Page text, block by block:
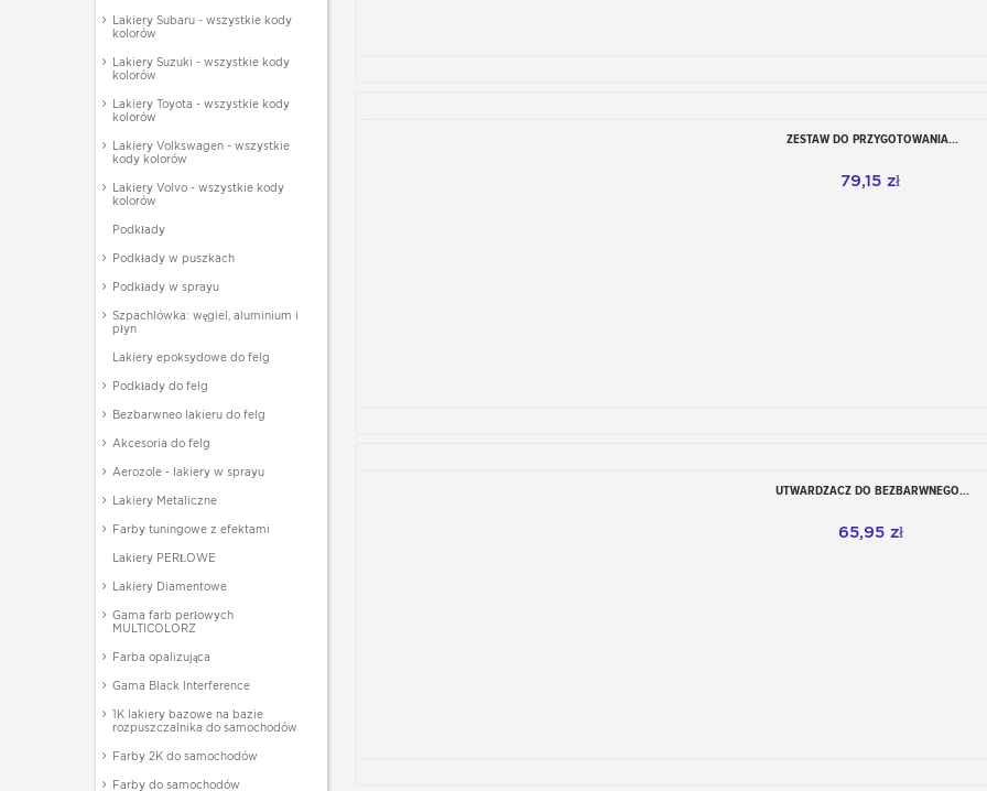
Lakiery Subaru - wszystkie kody
kolorów
Lakiery Suzuki - wszystkie kody
kolorów
Lakiery Toyota - wszystkie kody
kolorów
Lakiery Volkswagen - wszystkie
kody kolorów
Lakiery Volvo - wszystkie kody
kolorów
Podkłady
Podkłady w puszkach
Podkłady w sprayu
Szpachlówka: węgiel, aluminium i
płyn
Lakiery epoksydowe do felg
Podkłady do felg
Bezbarwneo lakieru do felg
Akcesoria do felg
Aerozole - lakiery w sprayu
Lakiery Metaliczne
Farby tuningowe z efektami
Lakiery PERŁOWE
Lakiery Diamentowe
Gama farb perłowych
MULTICOLORZ
Farba opalizująca
Gama Black Interference
1K lakiery bazowe na bazie
rozpuszczalnika do samochodów
Farby 2K do samochodów
Farby do samochodów
Dodaj do koszyka
ZESTAW DO PRZYGOTOWANIA...
79,15 zł
Dodaj do koszyka
UTWARDZACZ DO BEZBARWNEGO...
65,95 zł